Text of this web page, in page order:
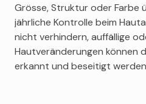
Grösse, Struktur oder Farbe
jährliche Kontrolle beim
nicht verhindern, auffällige
Hautveränderungen können
erkannt und beseitigt